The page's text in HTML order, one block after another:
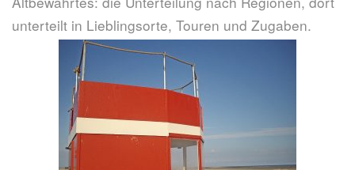
unterteilt in Lieblingsorte, Touren und Zugaben.